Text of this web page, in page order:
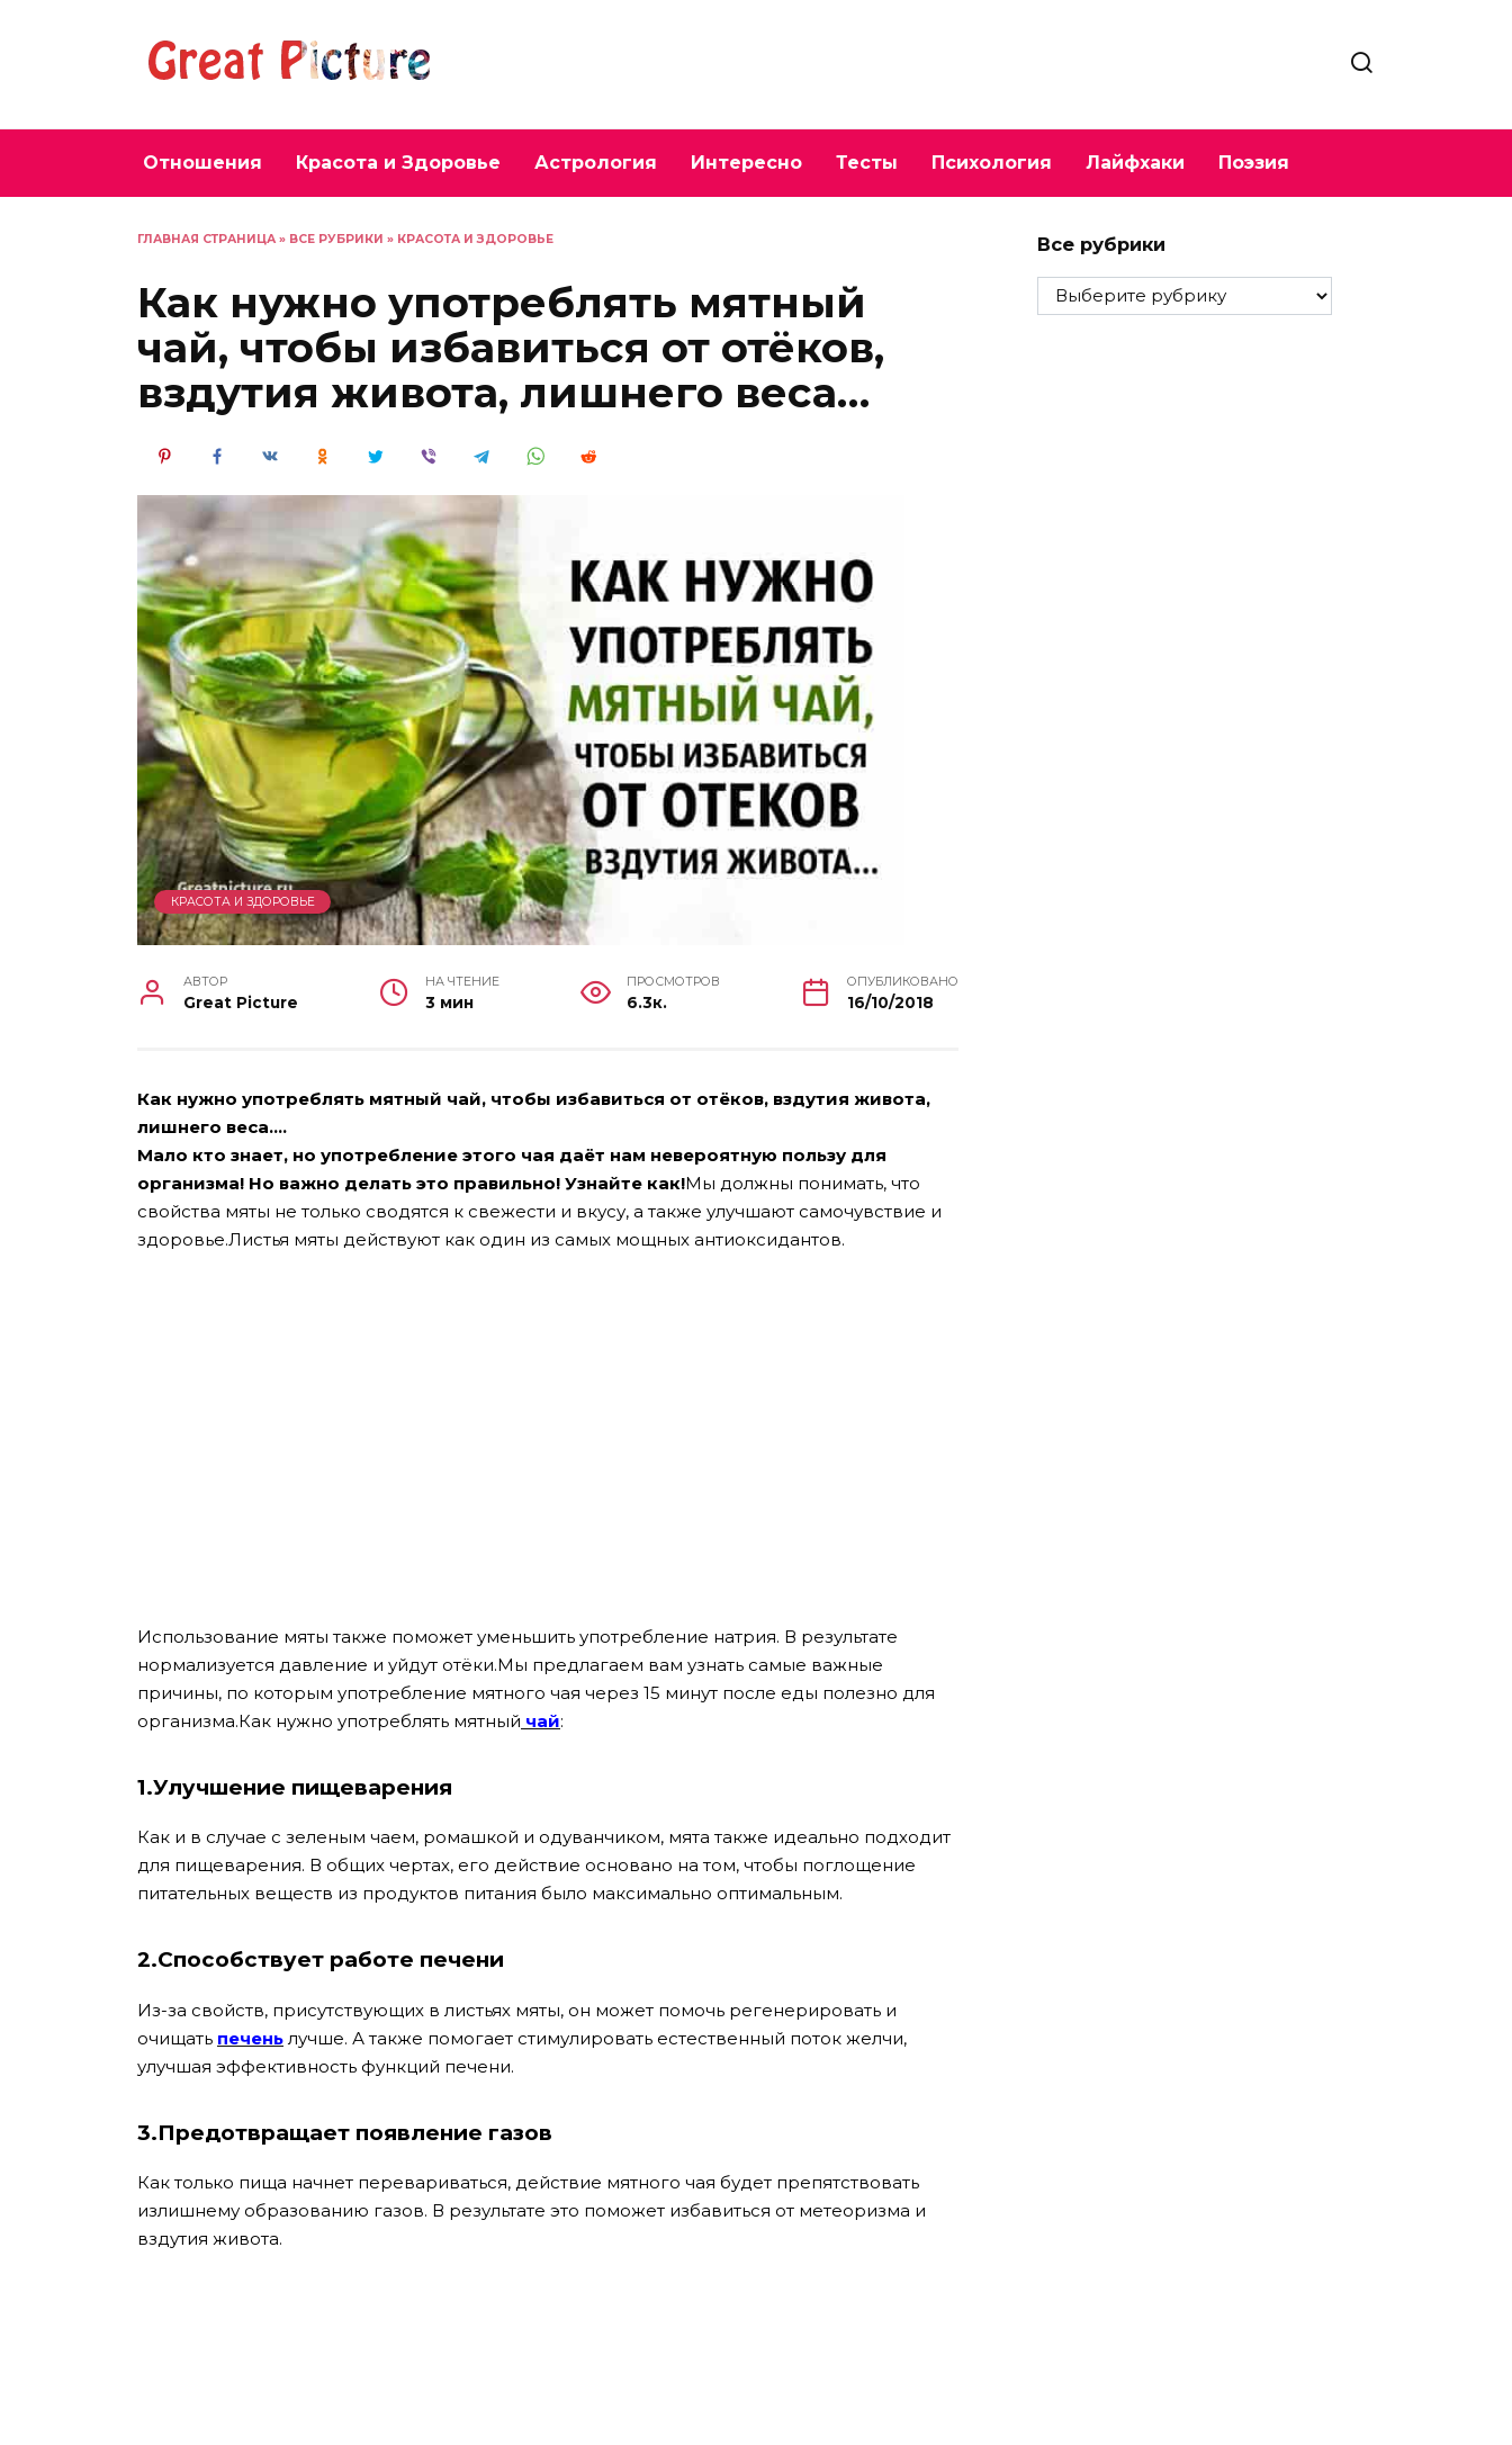
Отношения Красота и Здоровье Астрология Интересно Тесты Психология Лайфхаки Поэзия
ГЛАВНАЯ СТРАНИЦА » ВСЕ РУБРИКИ » КРАСОТА И ЗДОРОВЬЕ
Как нужно употреблять мятный
чай, чтобы избавиться от отёков,
вздутия живота, лишнего веса…
КРАСОТА И ЗДОРОВЬЕ
АВТОР
Great Picture
НА ЧТЕНИЕ
3 мин
ПРОСМОТРОВ
6.3к.
ОПУБЛИКОВАНО
16/10/2018
Как нужно употреблять мятный чай, чтобы избавиться от отёков, вздутия живота,
лишнего веса….
Мало кто знает, но употребление этого чая даёт нам невероятную пользу для
организма! Но важно делать это правильно! Узнайте как!Мы должны понимать, что
свойства мяты не только сводятся к свежести и вкусу, а также улучшают самочувствие и
здоровье.Листья мяты действуют как один из самых мощных антиоксидантов.
Использование мяты также поможет уменьшить употребление натрия. В результате
нормализуется давление и уйдут отёки.Мы предлагаем вам узнать самые важные
причины, по которым употребление мятного чая через 15 минут после еды полезно для
организма.Как нужно употреблять мятный чай:
1.Улучшение пищеварения
Как и в случае с зеленым чаем, ромашкой и одуванчиком, мята также идеально подходит
для пищеварения. В общих чертах, его действие основано на том, чтобы поглощение
питательных веществ из продуктов питания было максимально оптимальным.
2.Способствует работе печени
Из-за свойств, присутствующих в листьях мяты, он может помочь регенерировать и
очищать печень лучше. А также помогает стимулировать естественный поток желчи,
улучшая эффективность функций печени.
3.Предотвращает появление газов
Как только пища начнет перевариваться, действие мятного чая будет препятствовать
излишнему образованию газов. В результате это поможет избавиться от метеоризма и
вздутия живота.
Все рубрики
Все
рубрики